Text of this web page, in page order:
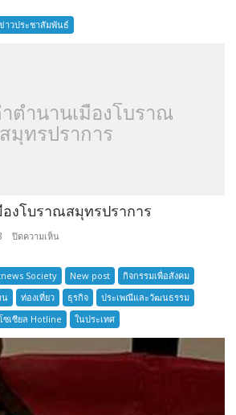
INTERNATIONAL
SENIOR
าวประชาสัมพันธ์
าตำนานเมืองโบราณ
สมุทรปราการ
องโบราณสมุทรปราการ
ปิดความเห็น
เล่า
ตำนาน
เมือง
โบราณ
สมุทรปราการ
Society New post
กิจกรรมเพื่อสังคม
น ท่องเที่ยว ธุรกิจ
ประเพณีและวัฒนธรรม
ซเซียล Hotline ในประเทศ